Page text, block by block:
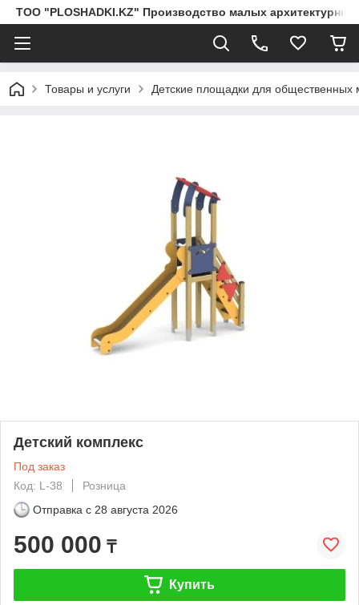
ТОО "PLOSHADKI.KZ" Производство малых
Товары и услуги Детские площадки для общественных
Детский комплекс
Под заказ
Код: L-38
Розница
Отправка с 28 августа 2026
500 000 ₸
Купить